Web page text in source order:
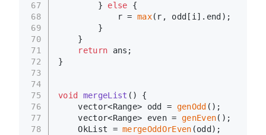
67
68
69
70
71
72
73
74
75
76
77
78
        }
else {
            r =
max(r, odd[i].end);
        }
    }
return ans;
}
void mergeList ()
{
    vector<Range> odd =
genOdd ();
    vector<Range> even =
genEven();
    OkList =
mergeOddOrEven (odd);